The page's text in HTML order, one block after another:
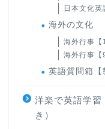
日本文化英
海外の文化
海外行事【
海外行事【
英語質問箱【
洋楽で英語学習
き）